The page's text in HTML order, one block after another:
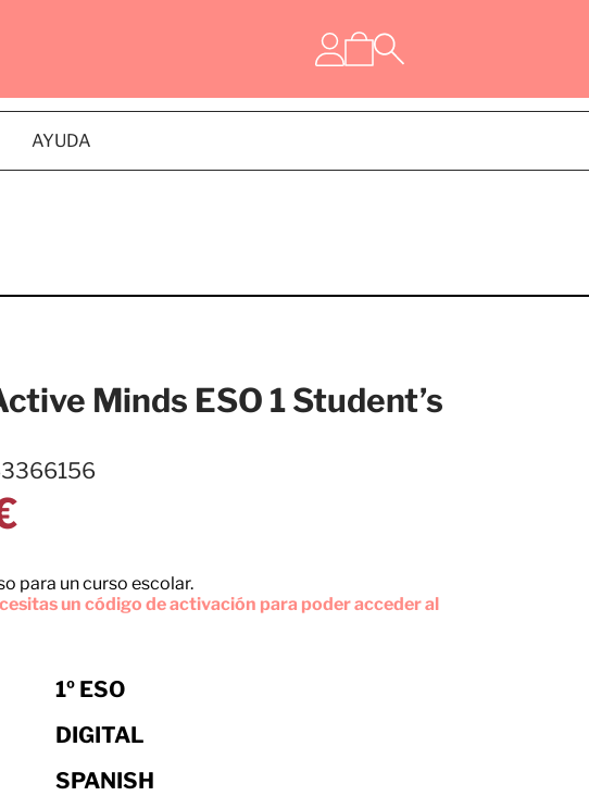
AYUDA
Minds ESO 1 Student’s
para un curso escolar.
un código de activación para poder acceder al
1º ESO
DIGITAL
SPANISH